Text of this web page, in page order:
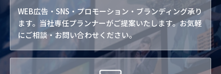
WEB広告・SNS・プロモーション・ブランディング承り
ます。当社専任プランナーがご提案いたします。お気軽
にご相談・お問い合わせください。